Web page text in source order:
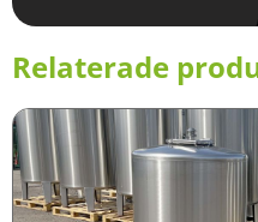
Relaterade